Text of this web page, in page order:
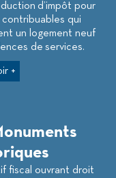
d’impôt pour
qui
un logement neuf
de services.
+
fiscal ouvrant droit